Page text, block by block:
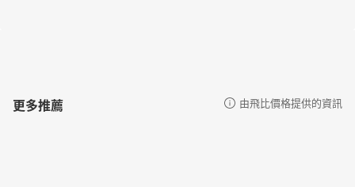
更多推薦 由飛比價格提供的資訊